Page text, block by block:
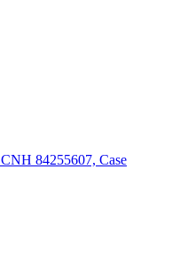
84255607, Case